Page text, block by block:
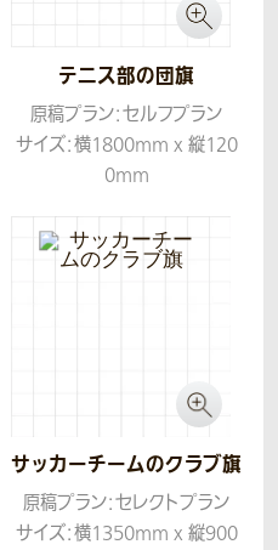
テニス部の団旗
原稿プラン：セルフプラン
サイズ：横1800mm x 縦120
0mm
サッカーチームのクラブ旗
原稿プラン：セレクトプラン
サイズ：横1350mm x 縦900